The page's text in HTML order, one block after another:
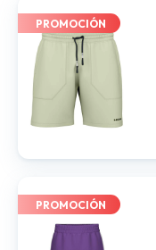
PROMOCIÓN
PROMOCIÓN